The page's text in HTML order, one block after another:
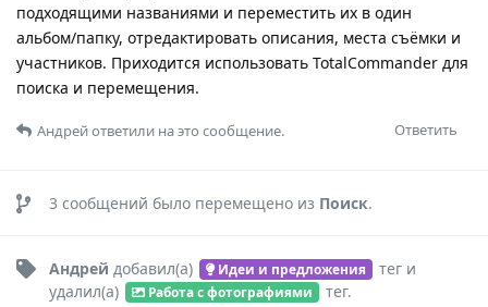
подходящими названиями и переместить их в один
альбом/папку, отредактировать описания, места съёмки и
участников. Приходится использовать TotalCommander для
поиска и перемещения.
Ответить
Андрейответили на это сообщение.
3 сообщений было перемещено из Поиск.
Андрей добавил(а) Идеи и предложения теги
удалил(а)
Работа с фотографиями тег.